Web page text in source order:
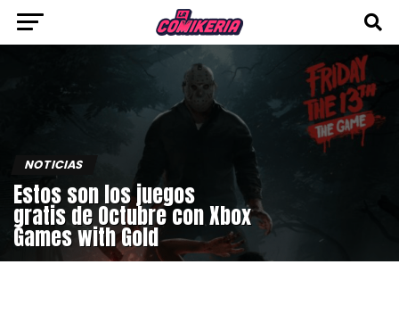
NOTICIAS
Estos son los juegos
gratis de Octubre con Xbox
Games with Gold